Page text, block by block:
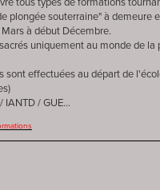
tous types de formations
plongée souterraine" à demeure
à début Décembre.
uniquement au monde de la
sont effectuées au départ de
/ GUE...